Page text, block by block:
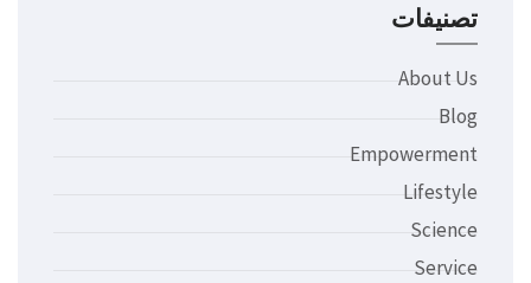
تصنيفات
About Us
Blog
Empowerment
Lifestyle
Science
Service